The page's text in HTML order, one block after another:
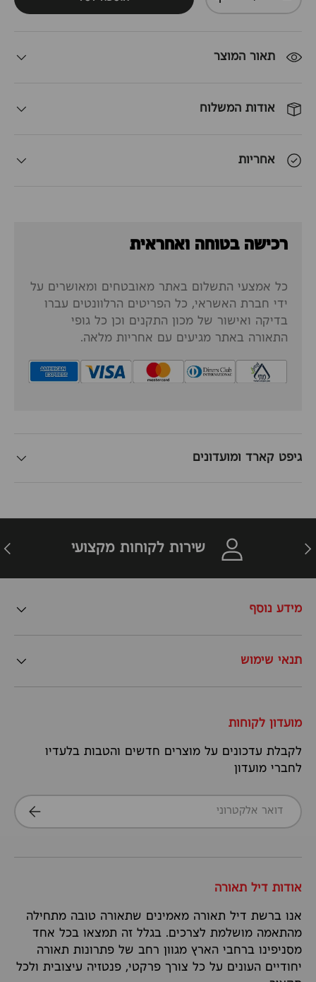
-
+
תאור המוצר
אודות המשלוח
אחריות
רכישה בטוחה ואחראית
כל אמצעי התשלום באתר מאובטחים ומאושרים על
ידי חברת האשראי, כל הפריטים הרלוונטים עברו
בדיקה ואישור של מכון התקנים וכן כל גופי
התאורה באתר מגיעים עם אחריות מלאה.
גיפט קארד ומועדונים
חזרה שירות לקוחות מקצועי
מידע נוסף
תנאי שימוש
מועדון לקוחות
לקבלת עדכונים על מוצרים חדשים והטבות בלעדיו
לחברי מועדון
דואר אלקטרוני
הרשמה
אודות דיל תאורה
אנו ברשת דיל תאורה מאמינים שתאורה טובה מתחילה
מהתאמה מושלמת לצרכים. בגלל זה תמצאו בכל אחד
מסניפינו ברחבי הארץ מגוון רחב של פתרונות תאורה
יחודיים העונים על כל צורך פרקטי, פנטזיה עיצובית ולכל